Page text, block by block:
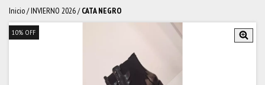
Inicio/INVIERNO 2026/ CATA NEGRO
10% OFF